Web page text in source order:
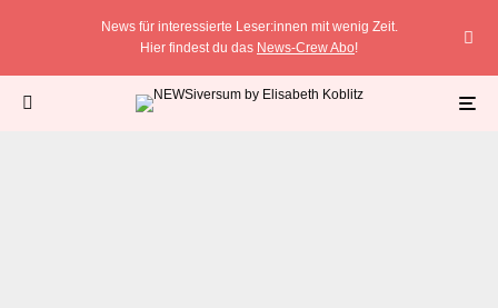
News für interessierte Leser:innen mit wenig Zeit.
Hier findest du das News-Crew Abo!